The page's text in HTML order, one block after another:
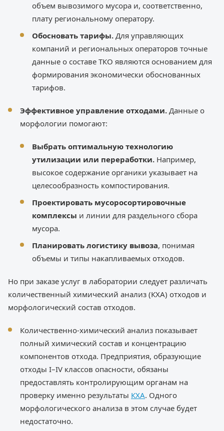
объем вывозимого мусора и, соответственно,
плату региональному оператору.
Обосновать тарифы. Для управляющих
компаний и региональных операторов точные
данные о составе ТКО являются основанием для
формирования экономически обоснованных
тарифов.
Эффективное управление отходами. Данные о
морфологии помогают:
Выбрать оптимальную технологию
утилизации или переработки. Например,
высокое содержание органики указывает на
целесообразность компостирования.
Проектировать мусоросортировочные
комплексы и линии для раздельного сбора
мусора.
Планировать логистику вывоза, понимая
объемы и типы накапливаемых отходов.
Но при заказе услуг в лаборатории следует различать
количественный химический анализ (КХА) отходов и
морфологический состав отходов.
Количественно-химический анализ показывает
полный химический состав и концентрацию
компонентов отхода. Предприятия, образующие
отходы I–IV классов опасности, обязаны
предоставлять контролирующим органам на
проверку именно результаты КХА. Одного
морфологического анализа в этом случае будет
недостаточно.